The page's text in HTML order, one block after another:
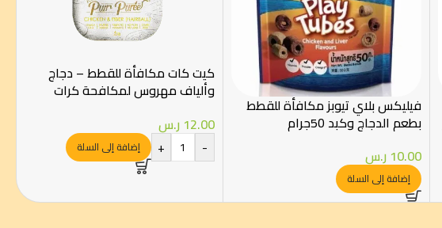
فيليكس بلاي تيوبز مكافأة للقطط
بطعم الدجاج وكبد 50جرام
10.00 ر.س
إضافة إلى السلة
كيت كات مكافأة للقطط – دجاج
وألياف مهروس لمكافحة كرات
12.00 ر.س
-
+ إضافة إلى السلة